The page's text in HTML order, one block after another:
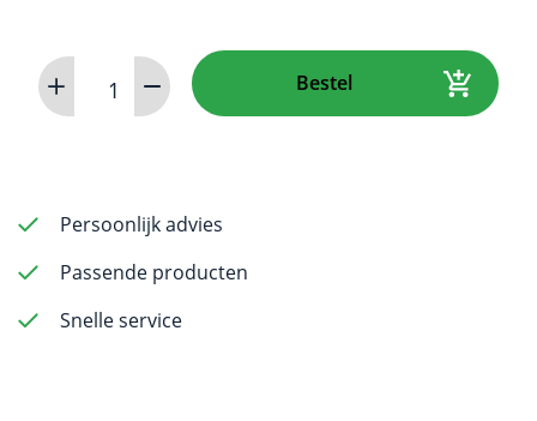
Surgical
Blades
Box
100
aantal
Bestel
Persoonlijk advies
Passende producten
Snelle service